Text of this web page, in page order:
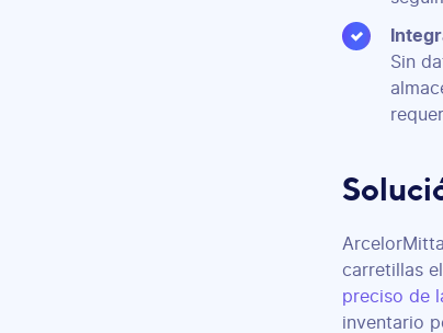
Sin
carretillas
preciso de
inventario